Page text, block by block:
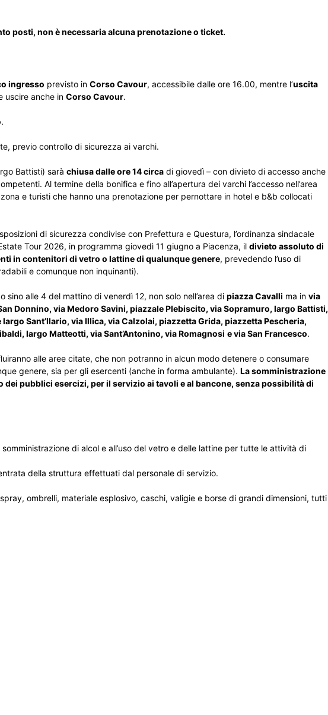
posti, non è necessaria alcuna prenotazione o ticket.
ingresso previsto in Corso Cavour, accessibile dalle ore 16.00, mentre l’uscita
uscire anche in Corso Cavour.
.
previo controllo di sicurezza ai varchi.
Battisti) sarà chiusa dalle ore 14 circa di giovedì – con divieto di accesso anche
Al termine della bonifica e fino all’apertura dei varchi l’accesso nell’area
e turisti che hanno una prenotazione per pernottare in hotel e b&b collocati
di sicurezza condivise con Prefettura e Questura, l’ordinanza sindacale
Tour 2026, in programma giovedì 11 giugno a Piacenza, il divieto assoluto di
in contenitori di vetro o lattine di qualunque genere, prevedendo l’uso di
e comunque non inquinanti).
alle 4 del mattino di venerdì 12, non solo nell’area di piazza Cavalli ma in via
Donnino, via Medoro Savini, piazzale Plebiscito, via Sopramuro, largo Battisti,
Sant’Ilario, via Illica, via Calzolai, piazzetta Grida, piazzetta Pescheria,
largo Matteotti, via Sant’Antonino, via Romagnosi e via San Francesco.
alle aree citate, che non potranno in alcun modo detenere o consumare
genere, sia per gli esercenti (anche in forma ambulante). La somministrazione
pubblici esercizi, per il servizio ai tavoli e al bancone, senza possibilità di
di alcol e all’uso del vetro e delle lattine per tutte le attività di
della struttura effettuati dal personale di servizio.
ombrelli, materiale esplosivo, caschi, valigie e borse di grandi dimensioni, tutti